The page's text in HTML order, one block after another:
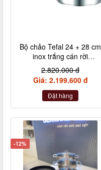
Bộ chảo Tefal 24 + 28 cm
inox trắng cán rời
L9409202
2.820.000 đ
Giá: 2.199.600 đ
Đặt hàng
-12%